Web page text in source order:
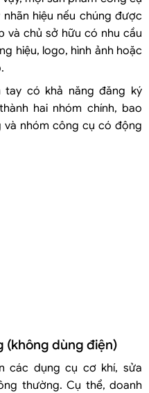
hiệu nếu chúng được
và chủ sở hữu có nhu cầu
hiệu, logo, hình ảnh hoặc
có khả năng đăng ký
hai nhóm chính, bao
nhóm công cụ có động
(không dùng điện)
các dụng cụ cơ khí, sửa
thường. Cụ thể, doanh